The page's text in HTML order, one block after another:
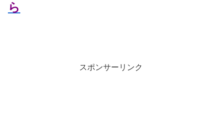
ら
スポンサーリンク